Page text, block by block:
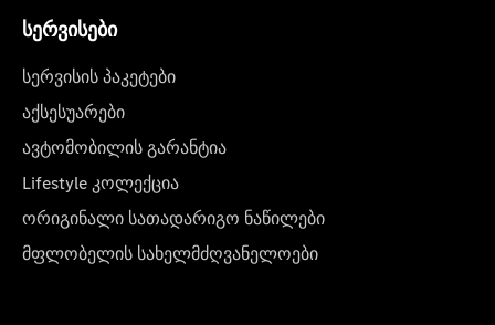
სერვისები
სერვისის პაკეტები
აქსესუარები
ავტომობილის გარანტია
Lifestyle კოლექცია
ორიგინალი სათადარიგო ნაწილები
მფლობელის სახელმძღვანელოები